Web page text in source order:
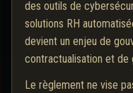
des outils de
solutions RH
devient un enjeu de
contractualisation et de
Le règlement ne vise